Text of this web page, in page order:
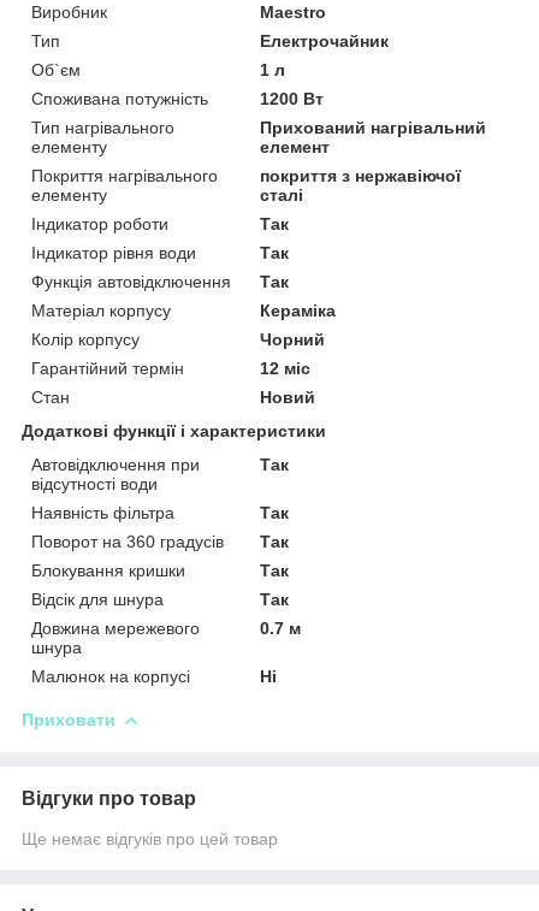
Виробник
Maestro
Тип
Електрочайник
Об`єм
1 л
Споживана потужність
1200 Вт
Тип нагрівального
елементу
Прихований нагрівальний
елемент
Покриття нагрівального
елементу
покриття з нержавіючої
сталі
Індикатор роботи
Так
Індикатор рівня води
Так
Функція автовідключення
Так
Матеріал корпусу
Кераміка
Колір корпусу
Чорний
Гарантійний термін
12 міс
Стан
Новий
Додаткові функції і характеристики
Автовідключення при
відсутності води
Так
Наявність фільтра
Так
Поворот на 360 градусів
Так
Блокування кришки
Так
Відсік для шнура
Так
Довжина мережевого
шнура
0.7 м
Малюнок на корпусі Ні
Приховати
Відгуки про товар
Ще немає відгуків про цей товар